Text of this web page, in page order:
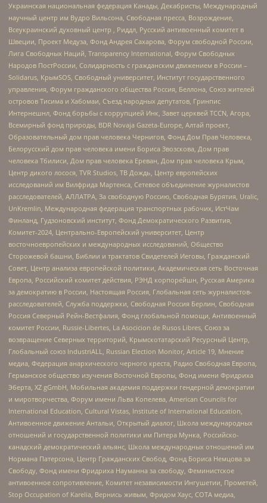
Украинская национальная федерация Канады, Декабристы, Международный
научный центр им Вудро Вильсона, Свободная пресса, Возрождение,
Всеукраинский духовный центр , Риддл, Русский антивоенный комитет в
Швеции, Проект Медуза, Фонд Андрея Сахарова, Форум свободной России,
Лига Свободных Наций, Transparеncy International, Форум Свободных
Народов ПостРоссии, Солидарность с гражданским движением в России –
Solidarus, КрымSOS, Свободный университет, Институт государственного
управления, Форум гражданского общества Россия, Беллона, Союз жителей
островов Тисима и Хабомаи, Съезд народных депутатов, Гринпис
Интернешнл, Фонд борьбы с коррупцией Инк, Завет церквей TCCN, Агора,
Всемирный фонд природы, BDR Novaja Gazeta-Europe, Алтай проект,
Образовательный дом прав человека Чернигов, Фонд Дом Прав Человека,
Белорусский дом прав человека имени Бориса Звозскова, Дом прав
человека Тбилиси, Дом прав человека Ереван, Дом прав человека Крым,
Центр дикого лосося, TVR Studios, ТВ Дождь, Центр европейских
исследований им Вилфрида Мартенса, Сетевое объединение журналистов
расследователей, АЛЛАТРА, За свободную Россию, Свободная Бурятия, Uralic,
UnKremlin, Международная федерация транспортных рабочих, ИстЧам
Финланд, Гудзоновский институт, Фонд Демократического Развития,
Комитет-2024, Центрально-Европейский университет, Центр
восточноевропейских и международных исследований, Общество
Сторожевой башни, Библии и трактатов Свидетелей Иеговы, Гражданский
Совет, Центр анализа европейской политики, Академическая сеть Восточная
Европа, Российский комитет действия, РЭНД корпорейшн, Русская Америка
за демократию в России, Настоящая Россия, Глобальная сеть журналистов-
расследователей, Служба поддержки, Свободная Россия Берлин, Свободная
Россия Северный Рейн-Вестфалия, Фонд глобальной помощи, Антивоенный
комитет России, Russie-Libertes, La Asocicion de Rusos Libres, Союз за
возвращение Северных территорий, Крымскотатарский Ресурсный Центр,
Глобальный союз IndustriALL, Russian Election Monitor, Article 19, Мнение
медиа, Федерация анархического черного креста, Радио Свободная Европа,
Германское общество изучения Восточной Европы, Фонд имени Фридриха
Эберта, XZ gGmbH, Мобильная академия поддержки гендерной демократии
и миротворчества, Форум имени Льва Копелева, American Councils for
International Education, Cultural Vistas, Institute of International Education,
Антивоенное движение Антальи, Открытый диалог, Школа международных
отношений и государственной политики им Питера Мунка, Российско-
канадский демократический альянс, Школа международных отношений им
Нормана Патерсона, Центр Гражданских Свобод, Фонд Бориса Немцова за
Свободу, Фонд имени Фридриха Науманна за свободу, Феминистское
антивоенное сопротивление, Комитет независимости Ингушетии, Прометей,
Stop Occupation of Karelia, Вернись живым, Фридом Хаус, СОТА медиа,